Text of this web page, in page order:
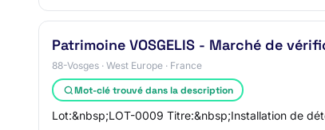
Patrimoine VOSGELIS - Marché de
88-Vosges · West Europe · France
Mot-clé trouvé dans la description
Lot:&nbsp;LOT-0009 Titre:&nbsp;Installation de